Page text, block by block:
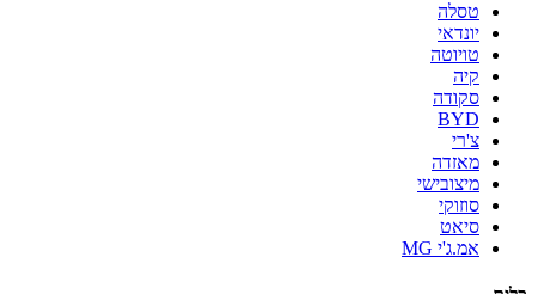
טסלה
יונדאי
טויוטה
קיה
סקודה
BYD
צ'רי
מאזדה
מיצובישי
סוזוקי
סיאט
אמ.ג'י MG